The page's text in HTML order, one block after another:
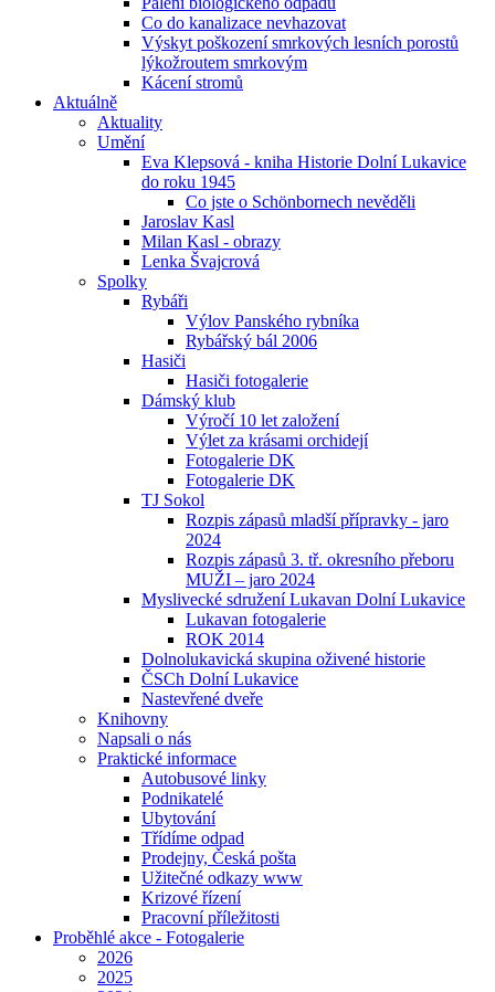
Co do kanalizace nevhazovat
Výskyt poškození smrkových lesních porostů
lýkožroutem smrkovým
Kácení stromů
Aktuálně
Aktuality
Umění
Eva Klepsová - kniha Historie Dolní Lukavice
do roku 1945
Co jste o Schönbornech nevěděli
Jaroslav Kasl
Milan Kasl - obrazy
Lenka Švajcrová
Spolky
Rybáři
Výlov Panského rybníka
Rybářský bál 2006
Hasiči
Hasiči fotogalerie
Dámský klub
Výročí 10 let založení
Výlet za krásami orchidejí
Fotogalerie DK
Fotogalerie DK
TJ Sokol
Rozpis zápasů mladší přípravky - jaro
2024
Rozpis zápasů 3. tř. okresního přeboru
MUŽI – jaro 2024
Myslivecké sdružení Lukavan Dolní Lukavice
Lukavan fotogalerie
ROK 2014
Dolnolukavická skupina oživené historie
ČSCh Dolní Lukavice
Nastevřené dveře
Knihovny
Napsali o nás
Praktické informace
Autobusové linky
Podnikatelé
Ubytování
Třídíme odpad
Prodejny, Česká pošta
Užitečné odkazy www
Krizové řízení
Pracovní příležitosti
Proběhlé akce - Fotogalerie
2026
2025